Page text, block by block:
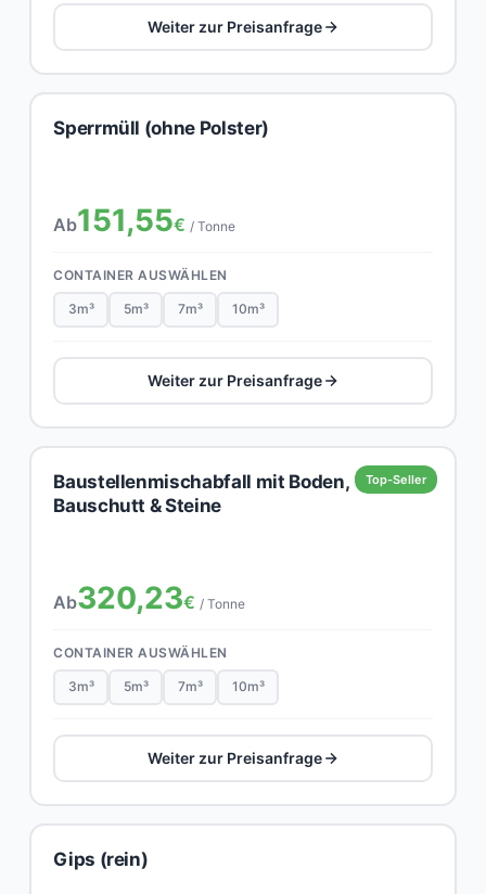
Weiter zur Preisanfrage
Sperrmüll (ohne Polster)
Ab151,55€ / Tonne
CONTAINER AUSWÄHLEN
3m³ 5m³ 7m³ 10m³
Weiter zur Preisanfrage
Top-Seller
Baustellenmischabfall mit Boden,
Bauschutt & Steine
Ab320,23€ / Tonne
CONTAINER AUSWÄHLEN
3m³ 5m³ 7m³ 10m³
Weiter zur Preisanfrage
Gips (rein)